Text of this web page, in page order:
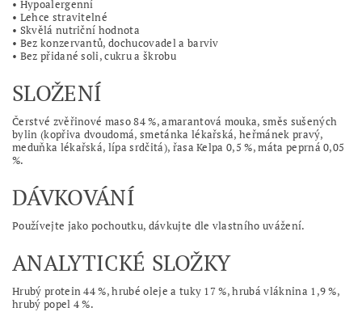
• Hypoalergenní
• Lehce stravitelné
• Skvělá nutriční hodnota
• Bez konzervantů, dochucovadel a barviv
• Bez přidané soli, cukru a škrobu
SLOŽENÍ
Čerstvé zvěřinové maso 84 %, amarantová mouka, směs sušených
bylin (kopřiva dvoudomá, smetánka lékařská, heřmánek pravý,
meduňka lékařská, lípa srdčitá), řasa Kelpa 0,5 %, máta peprná 0,05
%.
DÁVKOVÁNÍ
Používejte jako pochoutku, dávkujte dle vlastního uvážení.
ANALYTICKÉ SLOŽKY
Hrubý protein 44 %, hrubé oleje a tuky 17 %, hrubá vláknina 1,9 %,
hrubý popel 4 %.